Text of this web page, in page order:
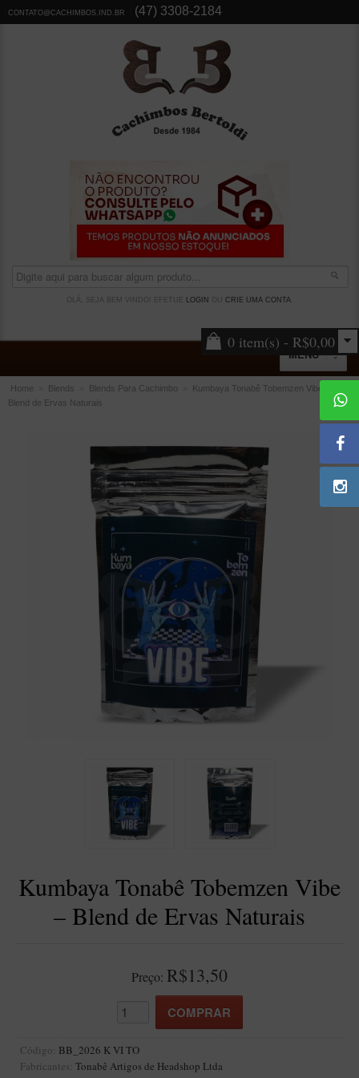
CONTATO@CACHIMBOS.IND.BR (47) 3308-2184
OLÁ, SEJA BEM VINDO! EFETUE LOGIN CRIE UMA CONTA.
0 item(s) - R$0,00
MENU
ACESSÓRIOS
Filtros para Cachimbo
Piteiras para Cigarro
Limpadores para Cachimbo
Bolsas para Cachimbo
Cortadores de Charuto
Blends Para Cachimbo
Blends Para Enrolar
Cândido Giovanella
Doctor Pipe
LINHA IDELFONSO BERTOLDI
Home Blends Blends Para Cachimbo
Kumbaya Tonabê Tobemzen Vibe –
Blend de Ervas Naturais
Kumbaya Tonabê Tobemzen Vibe
– Blend de Ervas Naturais
Preço: R$13,50
Código: BB_2026 K VI TO
Fabricantes: Tonabê Artigos de Headshop Ltda